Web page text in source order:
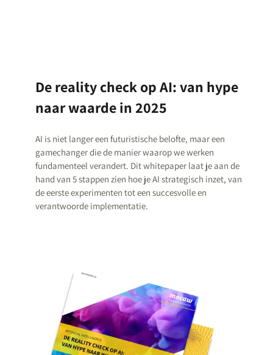
De reality check op AI: van hype
naar waarde in 2025
AI is niet langer een futuristische belofte, maar een
gamechanger die de manier waarop we werken
fundamenteel verandert. Dit whitepaper laat je aan de
hand van 5 stappen zien hoe je AI strategisch inzet, van
de eerste experimenten tot een succesvolle en
verantwoorde implementatie.